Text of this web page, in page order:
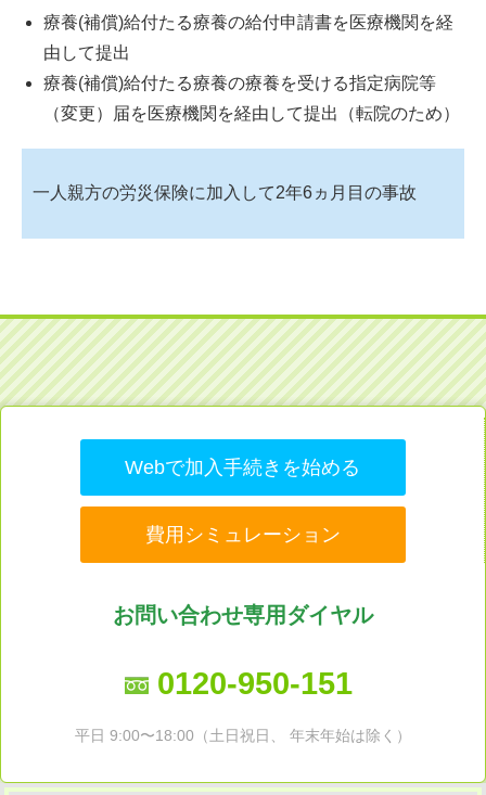
療養(補償)給付たる療養の給付申請書を医療機関を経
由して提出
療養(補償)給付たる療養の療養を受ける指定病院等
（変更）届を医療機関を経由して提出（転院のため）
一人親方の労災保険に加入して2年6ヵ月目の事故
Webで加入手続きを始める
費用シミュレーション
お問い合わせ専用ダイヤル
0120-950-151
平日 9:00〜18:00（土日祝日、 年末年始は除く）